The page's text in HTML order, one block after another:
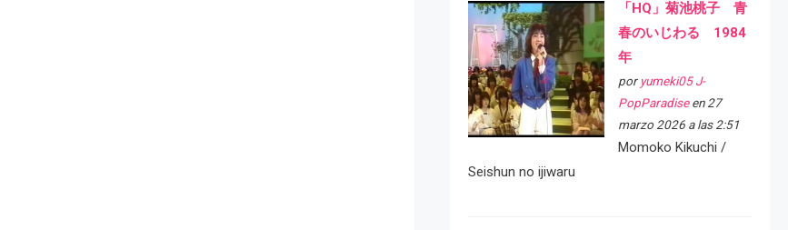
「HQ」菊池桃子 青
春のいじわる 1984
年
por yumeki05 J-
PopParadiseen 27
marzo 2026 a las 2:51
Momoko Kikuchi /
Seishun no ijiwaru